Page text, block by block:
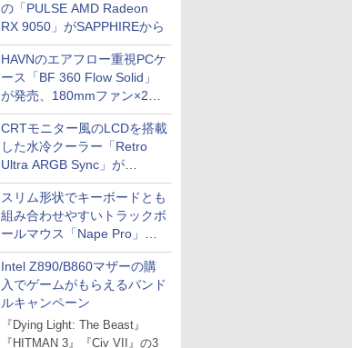
の「PULSE AMD Radeon
RX 9050」がSAPPHIREから
HAVNのエアフロー重視PCケ
ース「BF 360 Flow Solid」
が発売、180mmファン×2搭
載
CRTモニター風のLCDを搭載
した水冷クーラー「Retro
Ultra ARGB Sync」が
Thermaltakeから
スリム形状でキーボードとも
組み合わせやすいトラックボ
ールマウス「Nape Pro」が
Keychronから
Intel Z890/B860マザーの購
入でゲームがもらえるバンド
ルキャンペーン
『Dying Light: The Beast』
『HITMAN 3』『Civ VII』の3